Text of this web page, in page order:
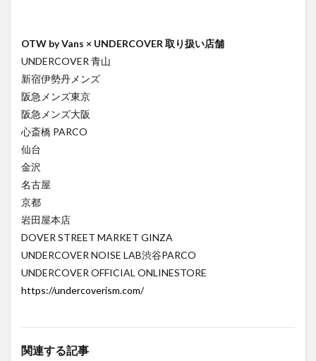
OTW by Vans × UNDERCOVER 取り扱い店舗
UNDERCOVER 青山
新宿伊勢丹メンズ
阪急メンズ東京
阪急メンズ大阪
心斎橋 PARCO
仙台
金沢
名古屋
京都
岩田屋本店
DOVER STREET MARKET GINZA
UNDERCOVER NOISE LAB渋谷PARCO
UNDERCOVER OFFICIAL ONLINESTORE
https://undercoverism.com/
関連する記事